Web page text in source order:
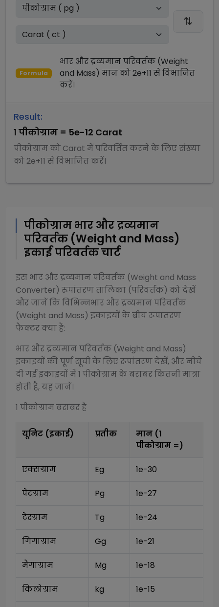
Formula
भार और द्रव्यमान परिवर्तक (Weight
and Mass) मान को2e+11 सेविभाजित
करें।
Result:
1 पीकोग्राम = 5e-12 Carat
पीकोग्रामको Carat में परिवर्तित करने के लिए संख्या
को 2e+11 सेविभाजितकरें।
पीकोग्रामभार और द्रव्यमान
परिवर्तक (Weight and Mass)
इकाई परिवर्तक चार्ट
इस भार और द्रव्यमान परिवर्तक (Weight and Mass
Converter) रूपांतरण तालिका (परिवर्तक) को देखें
और जानें कि विभिन्नभार और द्रव्यमान परिवर्तक
(Weight and Mass) इकाइयों के बीच रूपांतरण
फैक्टर क्या हैं:
भार और द्रव्यमान परिवर्तक (Weight and Mass)
इकाइयों की पूर्ण सूची के लिए रूपांतरण देखें, और नीचे
दी गई इकाइयों में 1 पीकोग्रामके बराबर कितनी मात्रा
होती है, यह जानें।
1 पीकोग्रामबराबर है
यूनिट (इकाई) प्रतीक
मान (1
पीकोग्राम =)
एक्सग्राम Eg 1e-30
पेटग्राम Pg 1e-27
टेरग्राम Tg 1e-24
गिगाग्राम Gg 1e-21
मैगाग्राम Mg 1e-18
किलोग्राम kg 1e-15